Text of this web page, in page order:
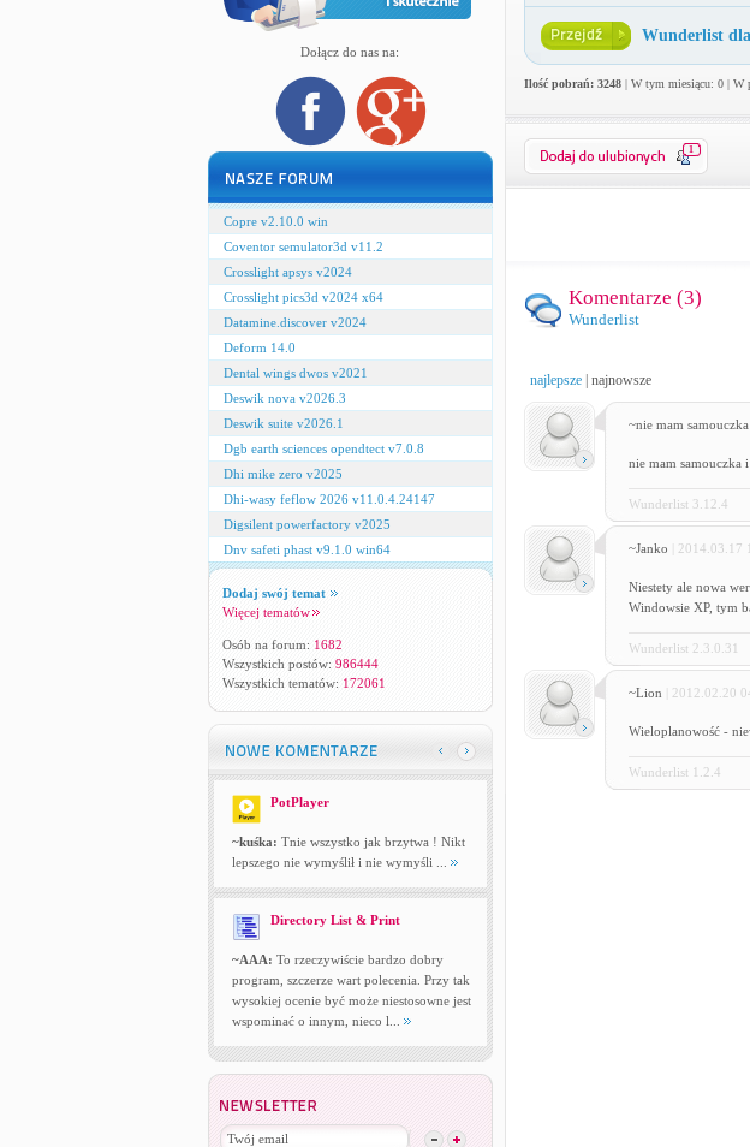
Dołącz do nas na:
Copre v2.10.0 win
Coventor semulator3d v11.2
Crosslight apsys v2024
Crosslight pics3d v2024 x64
Datamine.discover v2024
Deform 14.0
Dental wings dwos v2021
Deswik nova v2026.3
Deswik suite v2026.1
Dgb earth sciences opendtect v7.0.8
Dhi mike zero v2025
Dhi-wasy feflow 2026 v11.0.4.24147
Digsilent powerfactory v2025
Dnv safeti phast v9.1.0 win64
Dodaj swój temat
Więcej tematów
Osób na forum: 1682
Wszystkich postów: 986444
Wszystkich tematów: 172061
PotPlayer
~kuśka: Tnie wszystko jak brzytwa ! Nikt
lepszego nie wymyślił i nie wymyśli ...
Directory List & Print
~AAA: To rzeczywiście bardzo dobry
program, szczerze wart polecenia. Przy tak
wysokiej ocenie być może niestosowne jest
wspominać o innym, nieco l...
Wunderlist
Ilość pobrań: 3248| W tym miesiącu: 0 | W
1
Komentarze (3)
Wunderlist
najlepsze| najnowsze
~nie mam samouczka
nie mam samouczka
Wunderlist 3.12.4
~Janko | 2014.03.17
Niestety ale nowa
Windowsie XP, tym
Wunderlist 2.3.0.31
~Lion | 2012.02.20
Wieloplanowość -
Wunderlist 1.2.4